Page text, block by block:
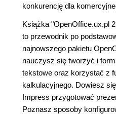
konkurencję dla
Książka "OpenOffice.ux.pl
to przewodnik po
najnowszego pakietu
nauczysz się tworzyć i
tekstowe oraz korzystać z
kalkulacyjnego. Dowiesz
Impress przygotować
Poznasz sposoby